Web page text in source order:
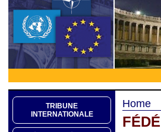
TRIBUNE
INTERNATIONALE
Home